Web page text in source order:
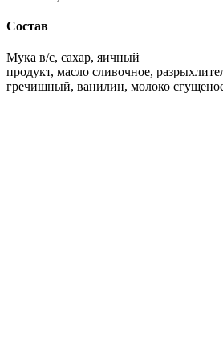
Состав
Мука в/с, сахар, яичный
продукт, масло сливочное,
гречишный, ванилин, молоко